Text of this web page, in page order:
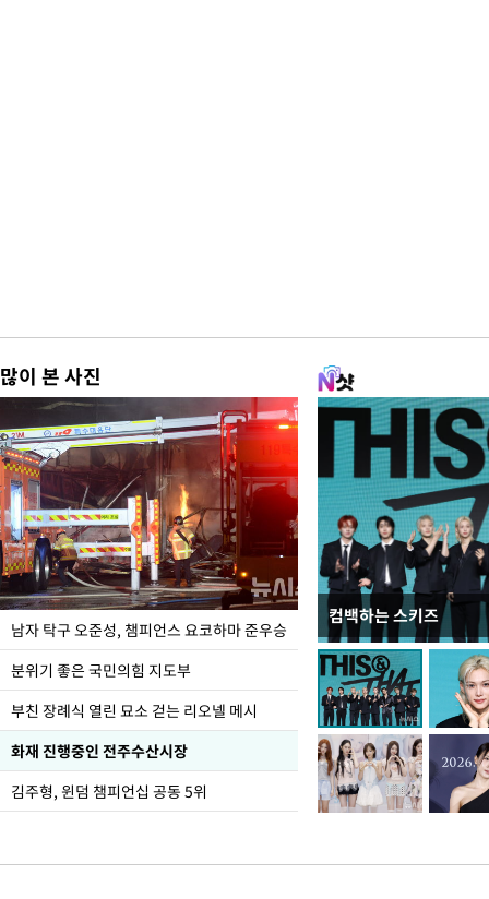
많이 본 사진
남자 탁구 오준성, 챔피언스 요코하마 준우승
분위기 좋은 국민의힘 지도부
부친 장례식 열린 묘소 걷는 리오넬 메시
화재 진행중인 전주수산시장
김주형, 윈덤 챔피언십 공동 5위
컴백하는 스키즈
한-미, UFS연합연습